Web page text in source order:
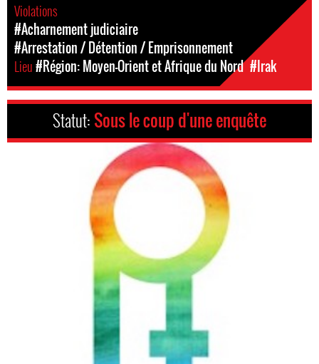
Violations
#Acharnement judiciaire
#Arrestation / Détention / Emprisonnement
Lieu#Région: Moyen-Orient et Afrique du Nord #Irak
Statut: Sous le coup d'une enquête